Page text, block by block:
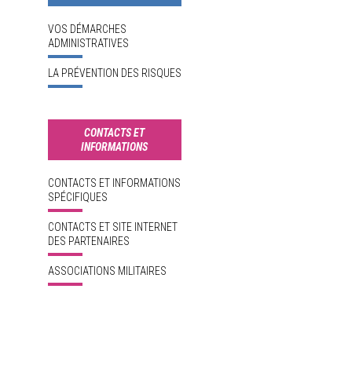
VOS DÉMARCHES
ADMINISTRATIVES
LA PRÉVENTION DES RISQUES
CONTACTS ET
INFORMATIONS
CONTACTS ET INFORMATIONS
SPÉCIFIQUES
CONTACTS ET SITE INTERNET
DES PARTENAIRES
ASSOCIATIONS MILITAIRES